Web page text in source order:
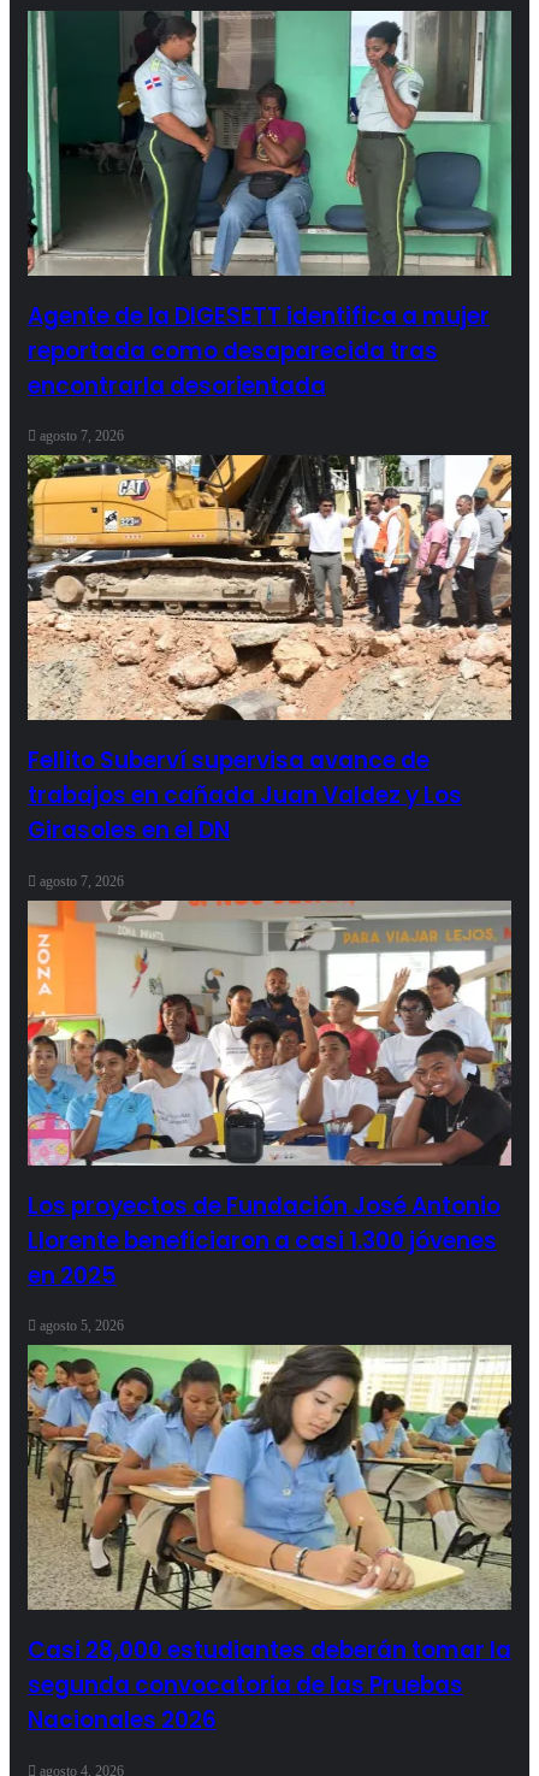
Agente de la DIGESETT identifica a mujer
reportada como desaparecida tras
encontrarla desorientada
agosto 7, 2026
Fellito Suberví supervisa avance de
trabajos en cañada Juan Valdez y Los
Girasoles en el DN
agosto 7, 2026
Los proyectos de Fundación José Antonio
Llorente beneficiaron a casi 1.300 jóvenes
en 2025
agosto 5, 2026
Casi 28,000 estudiantes deberán tomar la
segunda convocatoria de las Pruebas
Nacionales 2026
agosto 4, 2026